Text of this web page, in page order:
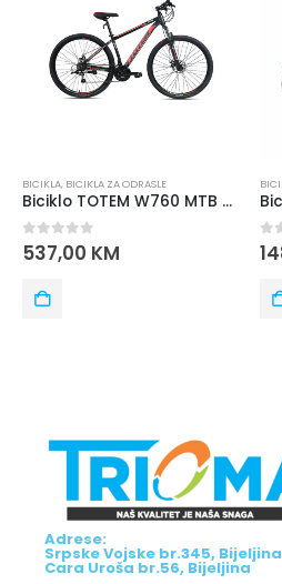
Biciklo TOTEM W760 MTB 29” ALUMINIJUM – SHIMANO oprema
BICIKLA, DJEČIJA BICIKLA
Biciklo FABBYGO ZZT-033 16
0out of 5
148,00
Adrese:
Srpske Vojske br.345, Bijeljina
Cara Uroša br.56, Bijeljina